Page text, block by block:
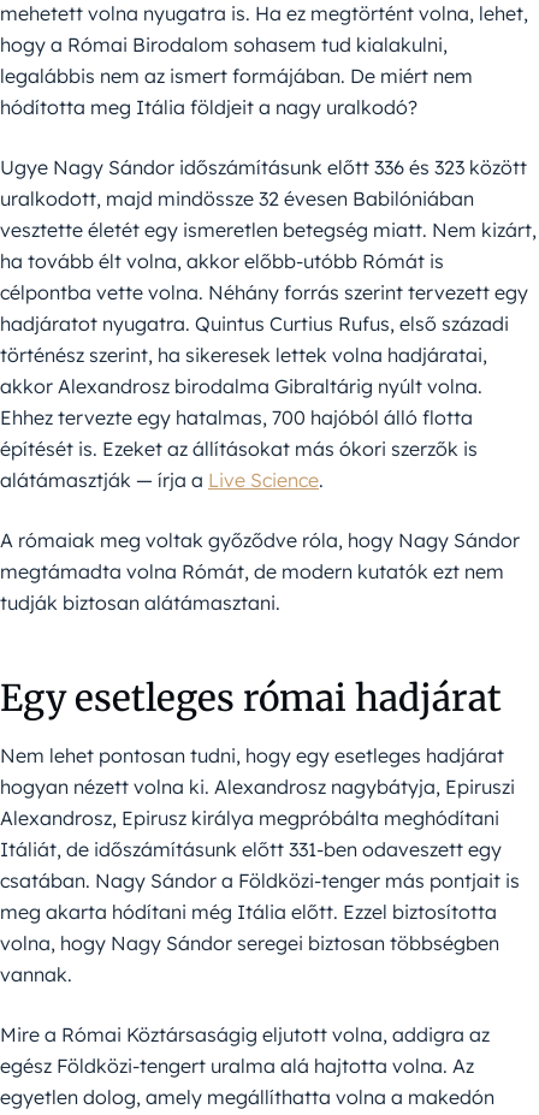
mehetett volna nyugatra is. Ha ez megtörtént volna, lehet,
hogy a Római Birodalom sohasem tud kialakulni,
legalábbis nem az ismert formájában. De miért nem
hódította meg Itália földjeit a nagy uralkodó?
Ugye Nagy Sándor időszámításunk előtt 336 és 323 között
uralkodott, majd mindössze 32 évesen Babilóniában
vesztette életét egy ismeretlen betegség miatt. Nem kizárt,
ha tovább élt volna, akkor előbb-utóbb Rómát is
célpontba vette volna. Néhány forrás szerint tervezett egy
hadjáratot nyugatra. Quintus Curtius Rufus, első századi
történész szerint, ha sikeresek lettek volna hadjáratai,
akkor Alexandrosz birodalma Gibraltárig nyúlt volna.
Ehhez tervezte egy hatalmas, 700 hajóból álló flotta
építését is. Ezeket az állításokat más ókori szerzők is
alátámasztják — írja a Live Science.
A rómaiak meg voltak győződve róla, hogy Nagy Sándor
megtámadta volna Rómát, de modern kutatók ezt nem
tudják biztosan alátámasztani.
Egy esetleges római hadjárat
Nem lehet pontosan tudni, hogy egy esetleges hadjárat
hogyan nézett volna ki. Alexandrosz nagybátyja, Epiruszi
Alexandrosz, Epirusz királya megpróbálta meghódítani
Itáliát, de időszámításunk előtt 331-ben odaveszett egy
csatában. Nagy Sándor a Földközi-tenger más pontjait is
meg akarta hódítani még Itália előtt. Ezzel biztosította
volna, hogy Nagy Sándor seregei biztosan többségben
vannak.
Mire a Római Köztársaságig eljutott volna, addigra az
egész Földközi-tengert uralma alá hajtotta volna. Az
egyetlen dolog, amely megállíthatta volna a makedón